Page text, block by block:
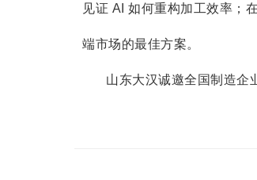
见证 AI 如何重构加工效率；
端市场的最佳方案。
山东大汉诚邀全国制造企